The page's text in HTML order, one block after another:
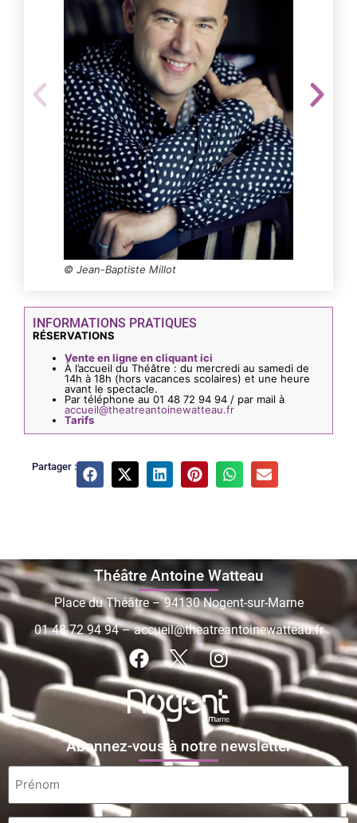
INFORMATIONS PRATIQUES
RÉSERVATIONS
Vente en ligne en cliquant ici
À l’accueil du Théâtre : du mercredi au samedi de
14h à 18h (hors vacances scolaires) et une heure
avant le spectacle.
Par téléphone au 01 48 72 94 94 / par mail à
accueil@theatreantoinewatteau.fr
Tarifs
Partager :
Théâtre Antoine Watteau
Place du Théâtre – 94130 Nogent-sur-Marne
01 48 72 94 94–accueil@theatreantoinewatteau.fr
Abonnez-vous à notre newsletter
Prénom